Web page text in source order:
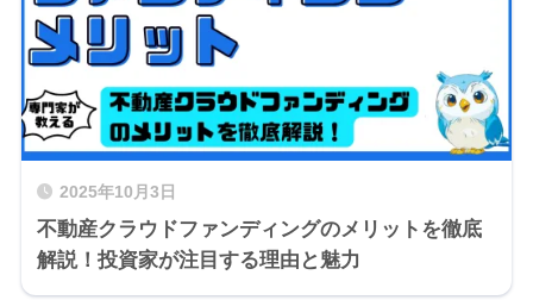
2025年10月3日
不動産クラウドファンディングのメリットを徹底
解説！投資家が注目する理由と魅力